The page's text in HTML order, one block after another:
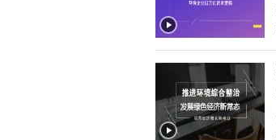
" title="李干杰：推进环境
综合整治 发展绿色经济新
常态">